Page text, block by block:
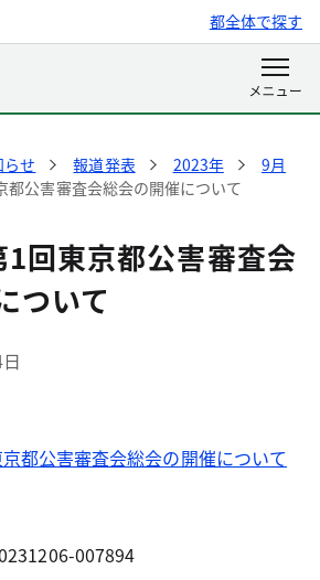
都全体で探す
らせ 報道発表 2023年
9月
都公害審査会総会の開催について
回東京都公害審査会
ついて
都公害審査会総会の開催について
007894